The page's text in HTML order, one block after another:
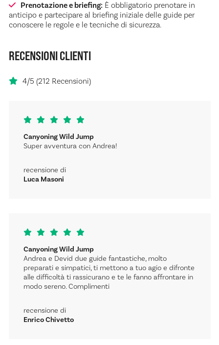
Prenotazione e briefing: È obbligatorio prenotare in
anticipo e partecipare al briefing iniziale delle guide per
conoscere le regole e le tecniche di sicurezza.
RECENSIONI CLIENTI
4/5 (212 Recensioni)
Canyoning Wild Jump
Super avventura con Andrea!
recensione di
Luca Masoni
Canyoning Wild Jump
Andrea e Devid due guide fantastiche, molto
preparati e simpatici, ti mettono a tuo agio e difronte
alle difficoltà ti rassicurano e te le fanno affrontare in
modo sereno. Complimenti
recensione di
Enrico Chivetto